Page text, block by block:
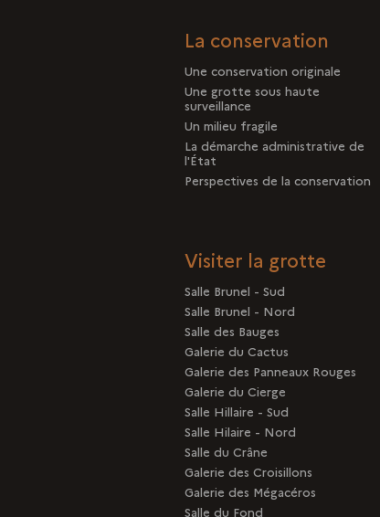
La conservation
Une conservation originale
Une grotte sous haute
surveillance
Un milieu fragile
La démarche administrative de
l'État
Perspectives de la conservation
Visiter la grotte
Salle Brunel - Sud
Salle Brunel - Nord
Salle des Bauges
Galerie du Cactus
Galerie des Panneaux Rouges
Galerie du Cierge
Salle Hillaire - Sud
Salle Hilaire - Nord
Salle du Crâne
Galerie des Croisillons
Galerie des Mégacéros
Salle du Fond